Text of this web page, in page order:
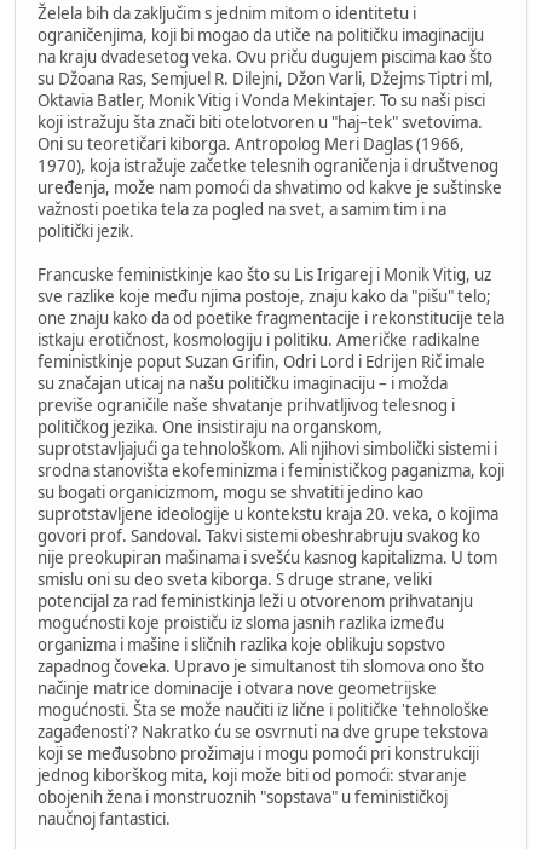
Želela bih da zaključim s jednim mitom o identitetu i
ograničenjima, koji bi mogao da utiče na političku imaginaciju
na kraju dvadesetog veka. Ovu priču dugujem piscima kao što
su Džoana Ras, Semjuel R. Dilejni, Džon Varli, Džejms Tiptri ml,
Oktavia Batler, Monik Vitig i Vonda Mekintajer. To su naši pisci
koji istražuju šta znači biti otelotvoren u "haj–tek" svetovima.
Oni su teoretičari kiborga. Antropolog Meri Daglas (1966,
1970), koja istražuje začetke telesnih ograničenja i društvenog
uređenja, može nam pomoći da shvatimo od kakve je suštinske
važnosti poetika tela za pogled na svet, a samim tim i na
politički jezik.
Francuske feministkinje kao što su Lis Irigarej i Monik Vitig, uz
sve razlike koje među njima postoje, znaju kako da "pišu" telo;
one znaju kako da od poetike fragmentacije i rekonstitucije tela
istkaju erotičnost, kosmologiju i politiku. Američke radikalne
feministkinje poput Suzan Grifin, Odri Lord i Edrijen Rič imale
su značajan uticaj na našu političku imaginaciju – i možda
previše ograničile naše shvatanje prihvatljivog telesnog i
političkog jezika. One insistiraju na organskom,
suprotstavljajući ga tehnološkom. Ali njihovi simbolički sistemi i
srodna stanovišta ekofeminizma i feminističkog paganizma, koji
su bogati organicizmom, mogu se shvatiti jedino kao
suprotstavljene ideologije u kontekstu kraja 20. veka, o kojima
govori prof. Sandoval. Takvi sistemi obeshrabruju svakog ko
nije preokupiran mašinama i svešću kasnog kapitalizma. U tom
smislu oni su deo sveta kiborga. S druge strane, veliki
potencijal za rad feministkinja leži u otvorenom prihvatanju
mogućnosti koje proističu iz sloma jasnih razlika između
organizma i mašine i sličnih razlika koje oblikuju sopstvo
zapadnog čoveka. Upravo je simultanost tih slomova ono što
načinje matrice dominacije i otvara nove geometrijske
mogućnosti. Šta se može naučiti iz lične i političke 'tehnološke
zagađenosti'? Nakratko ću se osvrnuti na dve grupe tekstova
koji se međusobno prožimaju i mogu pomoći pri konstrukciji
jednog kiborškog mita, koji može biti od pomoći: stvaranje
obojenih žena i monstruoznih "sopstava" u feminističkoj
naučnoj fantastici.